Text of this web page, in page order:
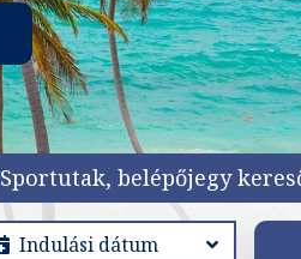
Sportutak, belépőjegy